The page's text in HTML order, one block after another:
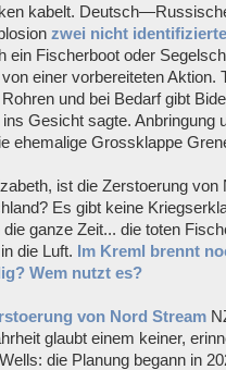
kabelt.
zwei nicht
ein Fischerboot oder
einer vorbereiteten Aktion.
und bei Bedarf gibt
Gesicht sagte. Anbringung
ehemalige Grossklappe
ist die Zerstoerung
Es gibt keine
die ganze Zeit... die toten
die Luft.
Im Kreml brennt
Wem nutzt es?
von Nord Stream
glaubt einem keiner,
die Planung begann in